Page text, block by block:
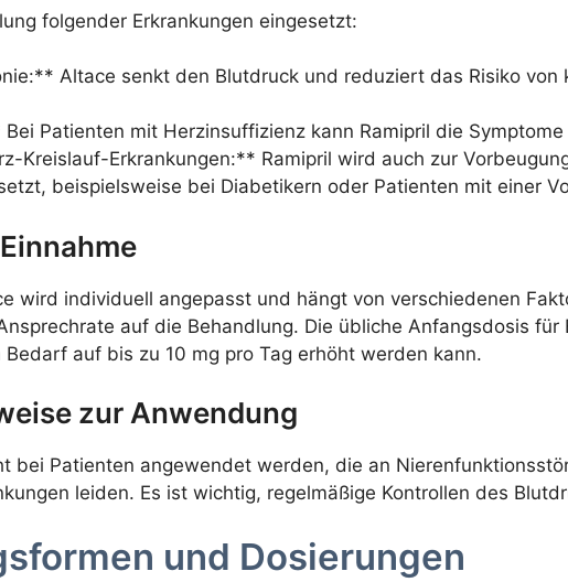
folgender Erkrankungen eingesetzt:
Altace senkt den Blutdruck und reduziert das Risiko
Patienten mit Herzinsuffizienz kann Ramipril die
Kreislauf-Erkrankungen:** Ramipril wird auch zur
beispielsweise bei Diabetikern oder Patienten mit einer
wird individuell angepasst und hängt von verschiedenen
auf die Behandlung. Die übliche Anfangsdosis
auf bis zu 10 mg pro Tag erhöht werden kann.
zur Anwendung
bei Patienten angewendet werden, die an
leiden. Es ist wichtig, regelmäßige Kontrollen des
und Dosierungen